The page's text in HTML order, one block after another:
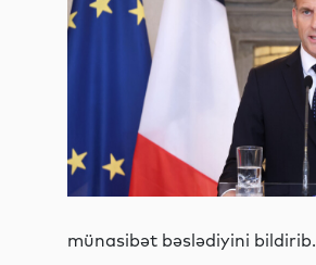
münasibət bəslədiyini bildirib.